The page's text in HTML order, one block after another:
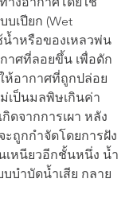
เปียก (Wet
น้ำหรือของเหลวพ่น
าศที่ลอยขึ้น เพื่อดัก
ห้อากาศที่ถูกปล่อย
เป็นมลพิษเกินค่า
ดจากการเผา หลัง
ะถูกกำจัดโดยการฝัง
เหนียวอีกชั้นหนึ่ง น้ำ
บำบัดน้ำเสีย กลาย